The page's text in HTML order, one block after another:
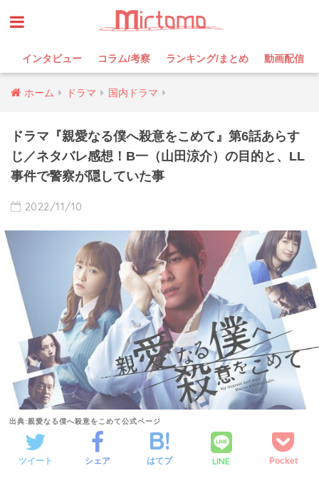
インタビュー コラム/考察 ランキング/まとめ 動画配信
ホーム ドラマ 国内ドラマ
ドラマ『親愛なる僕へ殺意をこめて』第6話あらす
じ／ネタバレ感想！B一（山田涼介）の目的と、LL
事件で警察が隠していた事
2022/11/10
出典:親愛なる僕へ殺意をこめて公式ページ
ツイート シェア はてブ LINE Pocket